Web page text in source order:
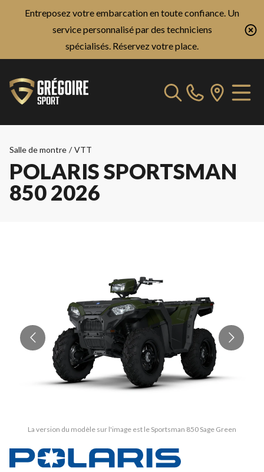
Entreposez votre embarcation en toute confiance. Un
service personnalisé par des techniciens
spécialisés. Réservez votre place.
Salle de montre / VTT
POLARIS SPORTSMAN
850 2026
La version du modèle sur l'image est le Sportsman 850 Sage Green